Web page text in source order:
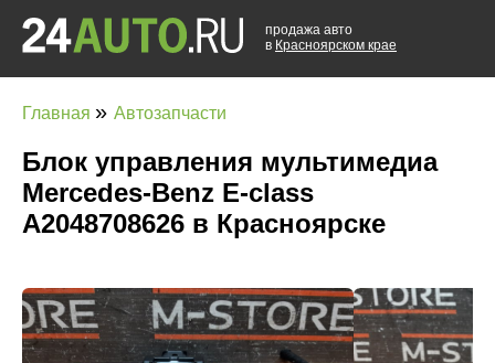
продажа авто
в Красноярском крае
Главная » Автозапчасти
Блок управления мультимедиа
Mercedes-Benz E-class
A2048708626 в Красноярске